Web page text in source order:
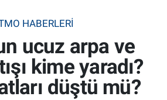
HABERLERI
ucuz arpa ve
kime yaradı?
düştü mü?